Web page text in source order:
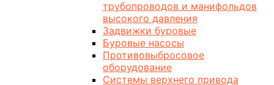
трубопроводов и манифольдов
высокого давления
Задвижки буровые
Буровые насосы
Противовыбросовое
оборудование
Системы верхнего привода